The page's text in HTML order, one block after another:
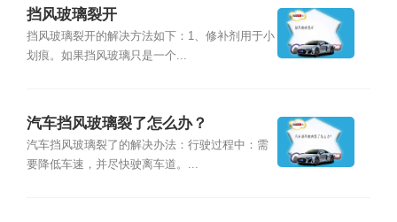
挡风玻璃裂开
挡风玻璃裂开的解决方法如下：1、修补剂用于小
划痕。如果挡风玻璃只是一个...
汽车挡风玻璃裂了怎么办？
汽车挡风玻璃裂了的解决办法：行驶过程中：需
要降低车速，并尽快驶离车道。...